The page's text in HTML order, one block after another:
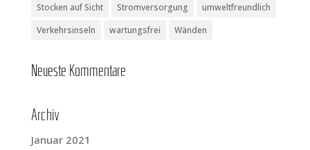
Stocken auf Sicht
Stromversorgung
umweltfreundlich
Verkehrsinseln
wartungsfrei Wänden
Neu­es­te Kommentare
Archiv
Januar 2021